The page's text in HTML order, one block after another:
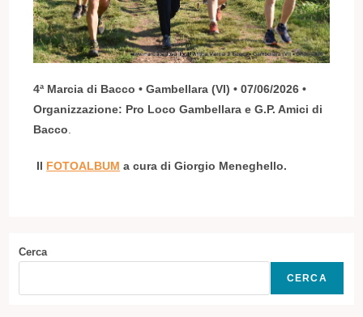
4ª Marcia di Bacco • Gambellara (VI) • 07/06/2026 •
Organizzazione: Pro Loco Gambellara e G.P. Amici di
Bacco
Il FOTOALBUM a cura di Giorgio Meneghello.
Cerca
CERCA